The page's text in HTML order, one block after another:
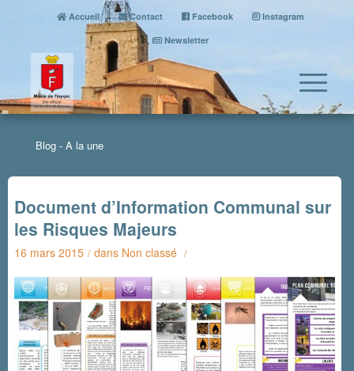
Accueil Contact Facebook
Instagram
Newsletter
Blog - A la une
Document d’Information Communal sur
les Risques Majeurs
16 mars 2015 / dans Non classé /